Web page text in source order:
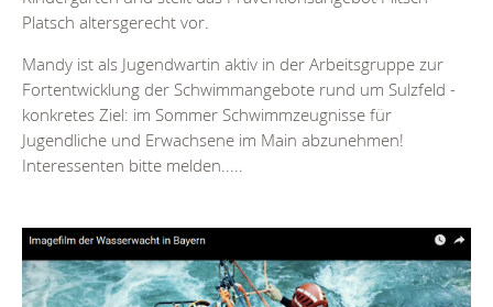
Platsch altersgerecht vor.
Mandy ist als Jugendwartin aktiv in der Arbeitsgruppe zur
Fortentwicklung der Schwimmangebote rund um Sulzfeld -
konkretes Ziel: im Sommer Schwimmzeugnisse für
Jugendliche und Erwachsene im Main abzunehmen!
Interessenten bitte melden.....